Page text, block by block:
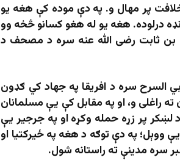
خلافت پر مهال و. په دې موده کې هغه يو
درلوده. هغه یو له هغو کسانو څخه وو
بن ثابت رضی الله عنه سره د مصحف د
السرح سره د افريقا په جهاد کي ګډون
راغلی و، او په مقابل کې یې مسلمانان
پر زړه حمله وکړه او په جرجیر یې
ووېل؛ په دې توګه د هغه په ځيرکتیا او
سره مدینې ته راستانه شول.